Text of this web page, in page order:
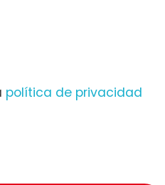
política de privacidad